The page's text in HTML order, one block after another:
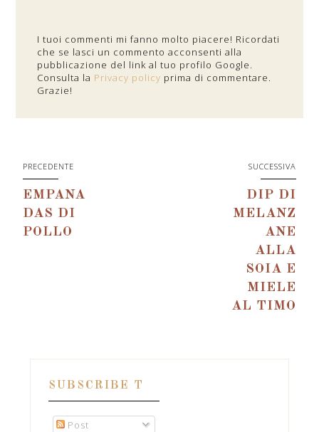
I tuoi commenti mi fanno molto piacere! Ricordati
che se lasci un commento acconsenti alla
pubblicazione del link al tuo profilo Google.
Consulta la Privacy policy prima di commentare.
Grazie!
PRECEDENTE
EMPANA
DAS DI
POLLO
SUCCESSIVA
DIP DI
MELANZ
ANE
ALLA
SOIA E
MIELE
AL TIMO
SUBSCRIBE T
Post